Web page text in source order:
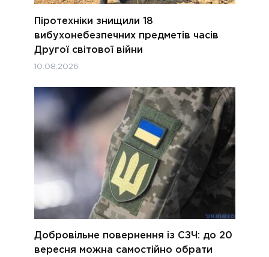
Піротехніки знищили 18
вибухонебезпечних предметів часів
Другої світової війни
10.08.2026
Добровільне повернення із СЗЧ: до 20
вересня можна самостійно обрати